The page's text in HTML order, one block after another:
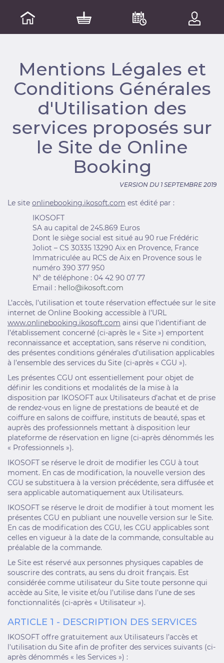
Mentions Légales et
Conditions Générales
d'Utilisation des
services proposés sur
le Site de Online
Booking
VERSION DU 1 SEPTEMBRE 2019
Le site onlinebooking.ikosoft.com est édité par :
IKOSOFT
SA au capital de 245.869 Euros
Dont le siège social est situé au 90 rue Frédéric
Joliot – CS 30335 13290 Aix en Provence, France
Immatriculée au RCS de Aix en Provence sous le
numéro 390 377 950
N° de téléphone : 04 42 90 07 77
Email : hello@ikosoft.com
L’accès, l’utilisation et toute réservation effectuée sur le site
internet de Online Booking accessible à l’URL
www.onlinebooking.ikosoft.com ainsi que l’identifiant de
l’établissement concerné (ci-après le « Site ») emportent
reconnaissance et acceptation, sans réserve ni condition,
des présentes conditions générales d’utilisation applicables
à l’ensemble des services du Site (ci-après « CGU »).
Les présentes CGU ont essentiellement pour objet de
définir les conditions et modalités de la mise à la
disposition par IKOSOFT aux Utilisateurs d’achat et de prise
de rendez-vous en ligne de prestations de beauté et de
coiffure en salons de coiffure, instituts de beauté, spas et
auprès des professionnels mettant à disposition leur
plateforme de réservation en ligne (ci-après dénommés les
« Professionnels »).
IKOSOFT se réserve le droit de modifier les CGU à tout
moment. En cas de modification, la nouvelle version des
CGU se substituera à la version précédente, sera diffusée et
sera applicable automatiquement aux Utilisateurs.
IKOSOFT se réserve le droit de modifier à tout moment les
présentes CGU en publiant une nouvelle version sur le Site.
En cas de modification des CGU, les CGU applicables sont
celles en vigueur à la date de la commande, consultable au
préalable de la commande.
Le Site est réservé aux personnes physiques capables de
souscrire des contrats, au sens du droit français. Est
considérée comme utilisateur du Site toute personne qui
accède au Site, le visite et/ou l’utilise dans l’une de ses
fonctionnalités (ci-après « Utilisateur »).
ARTICLE 1 - DESCRIPTION DES SERVICES
IKOSOFT offre gratuitement aux Utilisateurs l’accès et
l'utilisation du Site afin de profiter des services suivants (ci-
après dénommés « les Services ») :